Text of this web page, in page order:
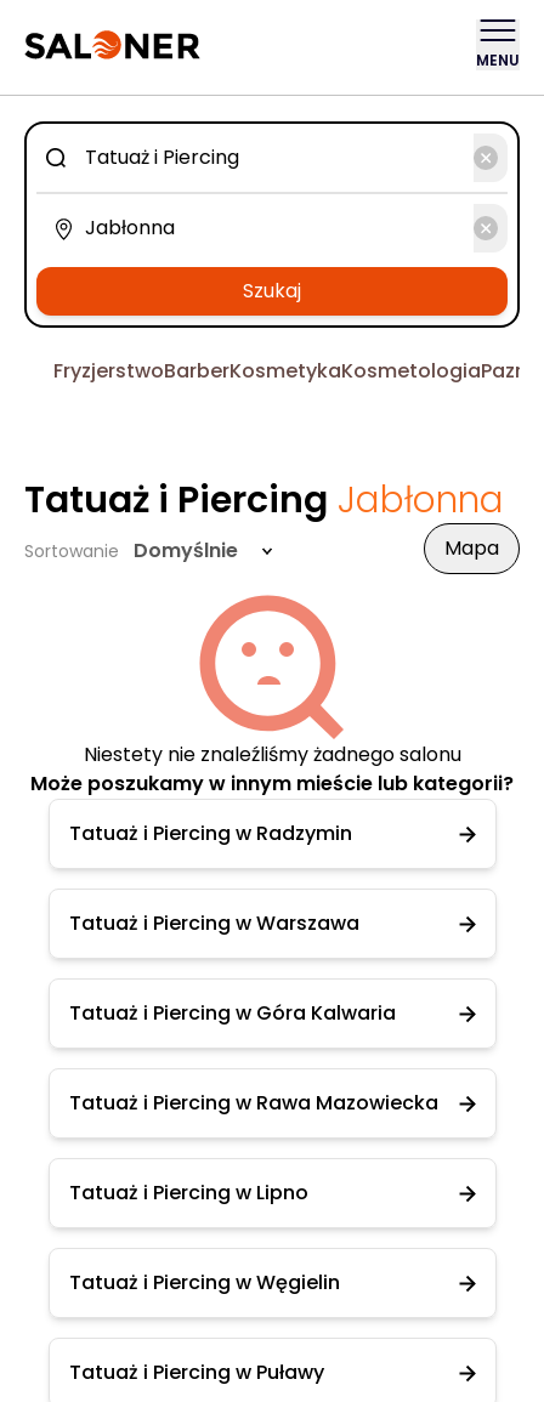
MENU
Szukaj
FryzjerstwoBarberKosmetykaKosmetologia
Tatuaż i Piercing Jabłonna
Sortowanie Domyślnie Mapa
Niestety nie znaleźliśmy żadnego salonu
Może poszukamy w innym mieście lub kategorii?
Tatuaż i Piercing w Radzymin
Tatuaż i Piercing w Warszawa
Tatuaż i Piercing w Góra Kalwaria
Tatuaż i Piercing w Rawa Mazowiecka
Tatuaż i Piercing w Lipno
Tatuaż i Piercing w Węgielin
Tatuaż i Piercing w Puławy